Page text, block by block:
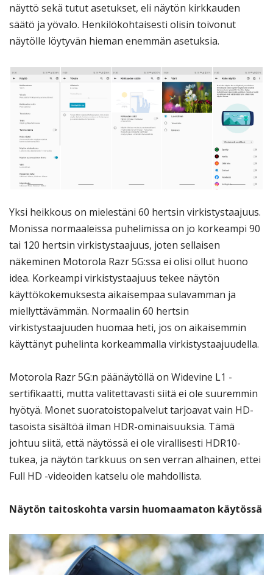
näyttö sekä tutut asetukset, eli näytön kirkkauden
säätö ja yövalo. Henkilökohtaisesti olisin toivonut
näytölle löytyvän hieman enemmän asetuksia.
Yksi heikkous on mielestäni 60 hertsin virkistystaajuus.
Monissa normaaleissa puhelimissa on jo korkeampi 90
tai 120 hertsin virkistystaajuus, joten sellaisen
näkeminen Motorola Razr 5G:ssa ei olisi ollut huono
idea. Korkeampi virkistystaajuus tekee näytön
käyttökokemuksesta aikaisempaa sulavamman ja
miellyttävämmän. Normaalin 60 hertsin
virkistystaajuuden huomaa heti, jos on aikaisemmin
käyttänyt puhelinta korkeammalla virkistystaajuudella.
Motorola Razr 5G:n päänäytöllä on Widevine L1 -
sertifikaatti, mutta valitettavasti siitä ei ole suuremmin
hyötyä. Monet suoratoistopalvelut tarjoavat vain HD-
tasoista sisältöä ilman HDR-ominaisuuksia. Tämä
johtuu siitä, että näytössä ei ole virallisesti HDR10-
tukea, ja näytön tarkkuus on sen verran alhainen, ettei
Full HD -videoiden katselu ole mahdollista.
Näytön taitoskohta varsin huomaamaton käytössä